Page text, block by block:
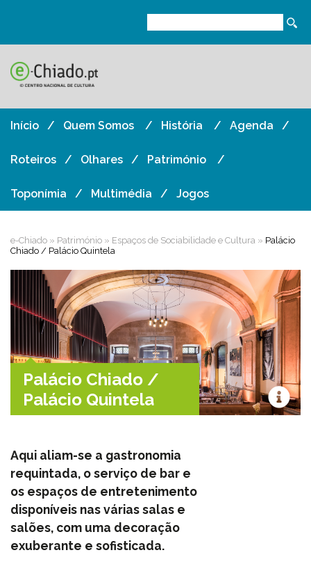
Início Quem Somos História Agenda
Roteiros Olhares Património
Toponímia Multimédia Jogos
e-Chiado » Património » Espaços de Sociabilidade e Cultura » Palácio
Chiado / Palácio Quintela
Palácio Chiado /
Palácio Quintela
Aqui aliam-se a gastronomia
requintada, o serviço de bar e
os espaços de entretenimento
disponíveis nas várias salas e
salões, com uma decoração
exuberante e sofisticada.